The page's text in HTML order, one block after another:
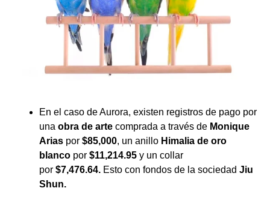
En el caso de Aurora, existen registros de pago por
una obra de arte comprada a través de Monique
Arias por $85,000, un anillo Himalia de oro
blanco por $11,214.95 y un collar
por $7,476.64. Esto con fondos de la sociedad Jiu
Shun.